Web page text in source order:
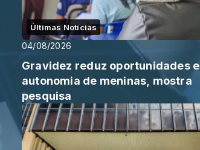
Últimas Notícias
04/08/2026
Gravidez reduz oportunidades e
autonomia de meninas, mostra
pesquisa